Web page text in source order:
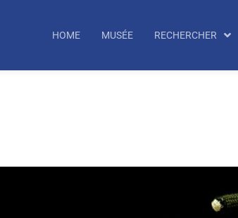
HOME MUSÉE RECHERCHER